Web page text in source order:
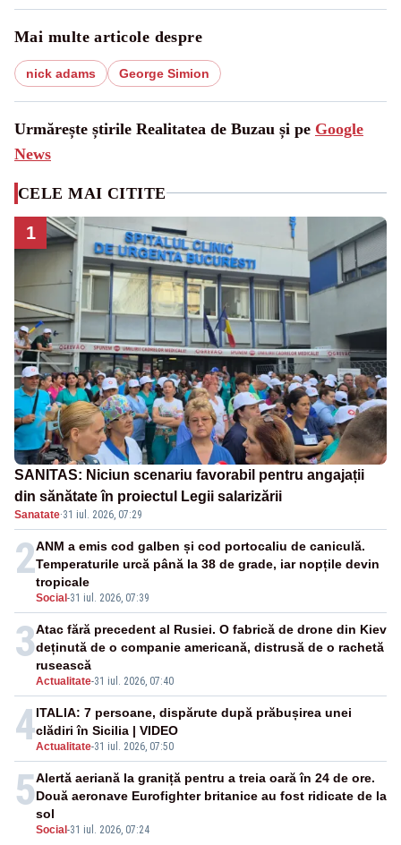
Mai multe articole despre
nick adams George Simion
Urmărește știrile Realitatea de Buzau și pe Google
News
CELE MAI CITITE
1
SANITAS: Niciun scenariu favorabil pentru angajații
din sănătate în proiectul Legii salarizării
Sanatate·31 iul. 2026, 07:29
2
Social -31 iul. 2026, 07:39
ANM a emis cod galben și cod portocaliu de caniculă.
Temperaturile urcă până la 38 de grade, iar nopțile devin
tropicale
3
Actualitate-31 iul. 2026, 07:40
Atac fără precedent al Rusiei. O fabrică de drone din Kiev
deținută de o companie americană, distrusă de o rachetă
rusească
4Actualitate-31 iul. 2026, 07:50
ITALIA: 7 persoane, dispărute după prăbușirea unei
clădiri în Sicilia | VIDEO
5
Social -31 iul. 2026, 07:24
Alertă aeriană la graniță pentru a treia oară în 24 de ore.
Două aeronave Eurofighter britanice au fost ridicate de la
sol